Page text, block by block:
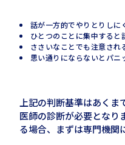
話が一方的でやりとりしに
ひとつのことに集中すると
ささいなことでも注意され
思い通りにならないとパニ
上記の判断基準はあく
医師の診断が必要となり
る場合、まずは専門機関